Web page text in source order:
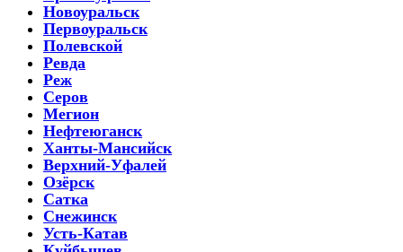
Новоуральск
Первоуральск
Полевской
Ревда
Реж
Серов
Мегион
Нефтеюганск
Ханты-Мансийск
Верхний-Уфалей
Озёрск
Сатка
Снежинск
Усть-Катав